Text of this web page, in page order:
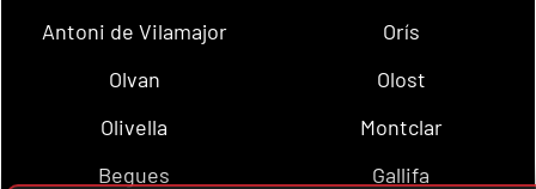
Antoni de Vilamajor
Orís
Olvan
Olost
Olivella
Montclar
Begues
Gallifa